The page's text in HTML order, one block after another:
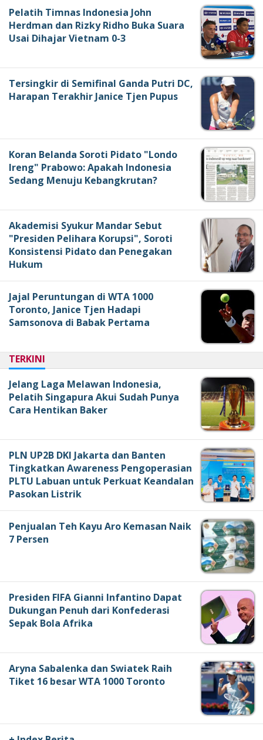
Pelatih Timnas Indonesia John
Herdman dan Rizky Ridho Buka Suara
Usai Dihajar Vietnam 0-3
Tersingkir di Semifinal Ganda Putri DC,
Harapan Terakhir Janice Tjen Pupus
Koran Belanda Soroti Pidato "Londo
Ireng" Prabowo: Apakah Indonesia
Sedang Menuju Kebangkrutan?
Akademisi Syukur Mandar Sebut
"Presiden Pelihara Korupsi", Soroti
Konsistensi Pidato dan Penegakan
Hukum
Jajal Peruntungan di WTA 1000
Toronto, Janice Tjen Hadapi
Samsonova di Babak Pertama
TERKINI
Jelang Laga Melawan Indonesia,
Pelatih Singapura Akui Sudah Punya
Cara Hentikan Baker
PLN UP2B DKI Jakarta dan Banten
Tingkatkan Awareness Pengoperasian
PLTU Labuan untuk Perkuat Keandalan
Pasokan Listrik
Penjualan Teh Kayu Aro Kemasan Naik
7 Persen
Presiden FIFA Gianni Infantino Dapat
Dukungan Penuh dari Konfederasi
Sepak Bola Afrika
Aryna Sabalenka dan Swiatek Raih
Tiket 16 besar WTA 1000 Toronto